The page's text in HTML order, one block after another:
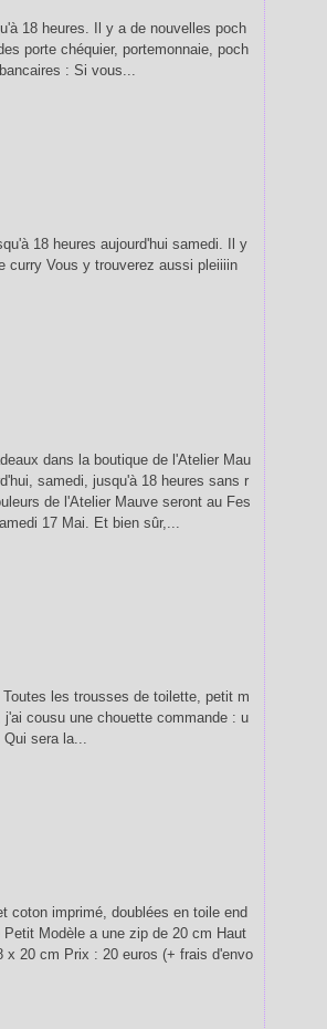
18 heures. Il y a de nouvelles poch
porte chéquier, portemonnaie, poch
: Si vous...
18 heures aujourd'hui samedi. Il y
curry Vous y trouverez aussi pleiiiin
dans la boutique de l'Atelier Mau
samedi, jusqu'à 18 heures sans r
de l'Atelier Mauve seront au Fes
17 Mai. Et bien sûr,...
les trousses de toilette, petit m
cousu une chouette commande : u
sera la...
coton imprimé, doublées en toile end
Modèle a une zip de 20 cm Haut
x 20 cm Prix : 20 euros (+ frais d'envo